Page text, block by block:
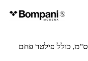
קולט אדים בעל ארובה שטוחה בגודל 90 ס"מ, כולל פילטר פחם